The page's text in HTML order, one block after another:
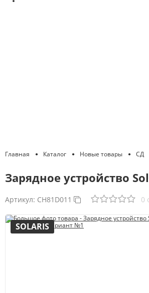
Главная Каталог Новые товары СД
Зарядное устройство
Артикул: CH81D011 0
SOLARIS